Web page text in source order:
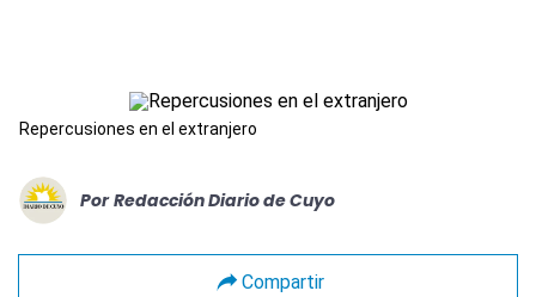
Repercusiones en el extranjero
Por Redacción Diario de Cuyo
Compartir